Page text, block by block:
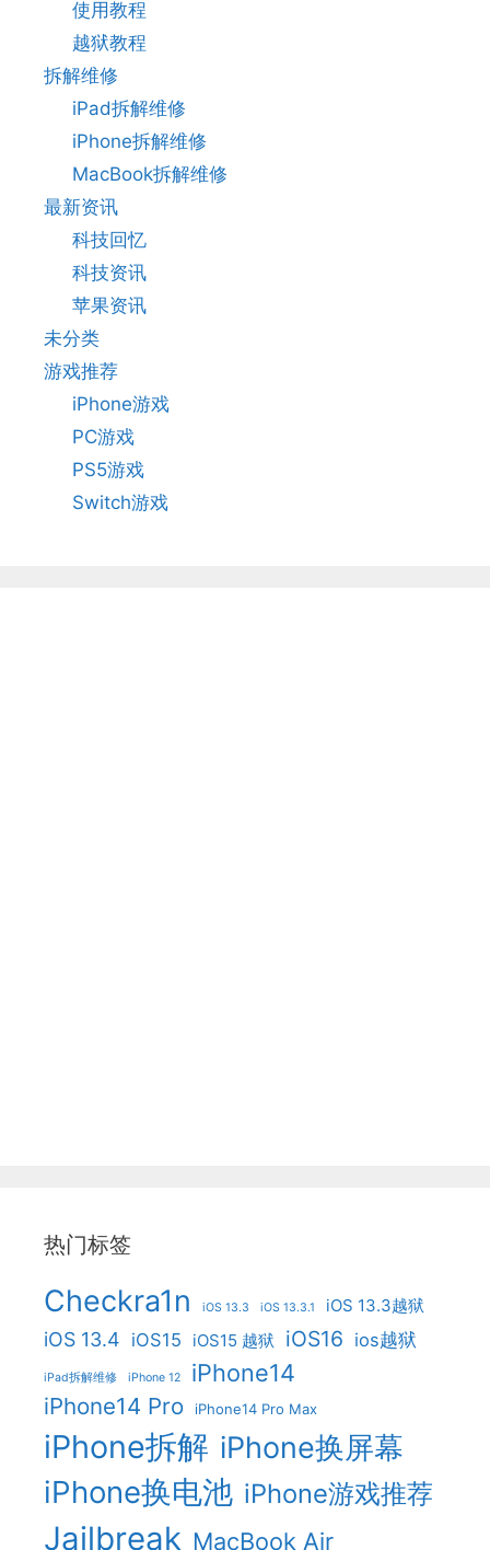
使用教程
越狱教程
拆解维修
iPad拆解维修
iPhone拆解维修
MacBook拆解维修
最新资讯
科技回忆
科技资讯
苹果资讯
未分类
游戏推荐
iPhone游戏
PC游戏
PS5游戏
Switch游戏
热门标签
Checkra1n iOS 13.3 iOS 13.3.1 iOS 13.3越狱
iOS 13.4 iOS15 iOS15 越狱 iOS16 ios越狱
iPad拆解维修 iPhone 12 iPhone14
iPhone14 Pro iPhone14 Pro Max
iPhone拆解 iPhone换屏幕
iPhone换电池 iPhone游戏推荐
Jailbreak MacBook Air